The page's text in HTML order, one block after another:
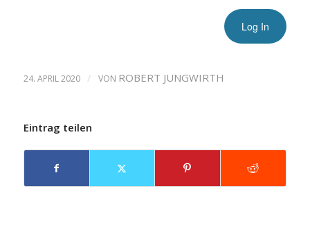
24. APRIL 2020 / VON ROBERT JUNGWIRTH
Eintrag teilen